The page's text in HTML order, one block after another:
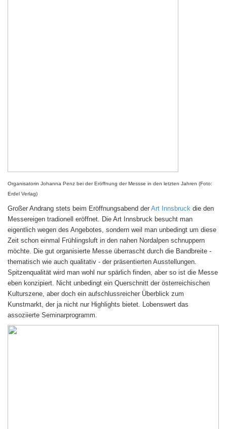
Organisatorin Johanna Penz bei der Eröffnung der Messse in den letzten Jahren (Foto:
Erdel Verlag)
Großer Andrang stets beim Eröffnungsabend der Art Innsbruck die den
Messereigen tradionell eröffnet. Die Art Innsbruck besucht man
eigentlich wegen des Angebotes, sondern weil man unbedingt um diese
Zeit schon einmal Frühlingsluft in den nahen Nordalpen schnuppern
möchte. Die gut organisierte Messe überrascht durch die Bandbreite -
thematisch wie auch qualitativ - der präsentierten Ausstellungen.
Spitzenqualität wird man wohl nur spärlich finden, aber so ist die Messe
eben konzipiert. Nicht unbedingt ein Querschnitt der österreichischen
Kulturszene, aber doch ein aufschlussreicher Überblick zum
Kunstmarkt, der ja nicht nur Highlights bietet. Lobenswert das
assoziierte Seminarprogramm.